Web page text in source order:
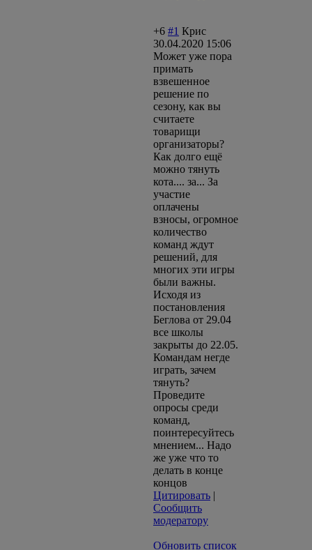
+6 #1 Крис
30.04.2020 15:06
Может уже пора
примать
взвешенное
решение по
сезону, как вы
считаете
товарищи
организаторы?
Как долго ещё
можно тянуть
кота.... за... За
участие
оплачены
взносы, огромное
количество
команд ждут
решений, для
многих эти игры
были важны.
Исходя из
постановления
Беглова от 29.04
все школы
закрыты до 22.05.
Командам негде
играть, зачем
тянуть?
Проведите
опросы среди
команд,
поинтересуйтесь
мнением... Надо
же уже что то
делать в конце
концов
Цитировать |
Сообщить
модератору
Обновить список